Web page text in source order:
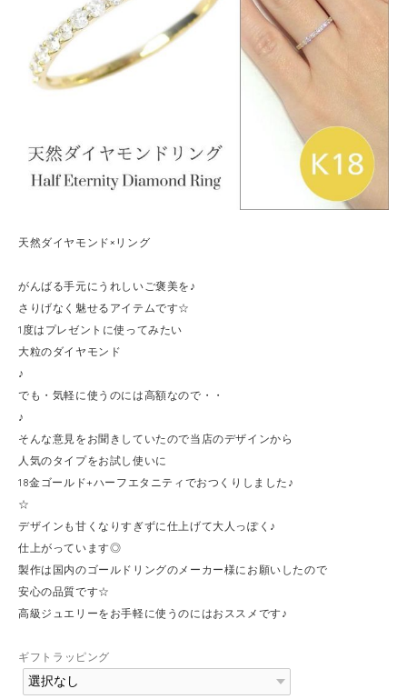
天然ダイヤモンド×リング
がんばる手元にうれしいご褒美を♪
さりげなく魅せるアイテムです☆
1度はプレゼントに使ってみたい
大粒のダイヤモンド
♪
でも・気軽に使うのには高額なので・・
♪
そんな意見をお聞きしていたので当店のデザインから
人気のタイプをお試し使いに
18金ゴールド+ハーフエタニティでおつくりしました♪
☆
デザインも甘くなりすぎずに仕上げて大人っぽく♪
仕上がっています◎
製作は国内のゴールドリングのメーカー様にお願いしたので
安心の品質です☆
高級ジュエリーをお手軽に使うのにはおススメです♪
ギフトラッピング